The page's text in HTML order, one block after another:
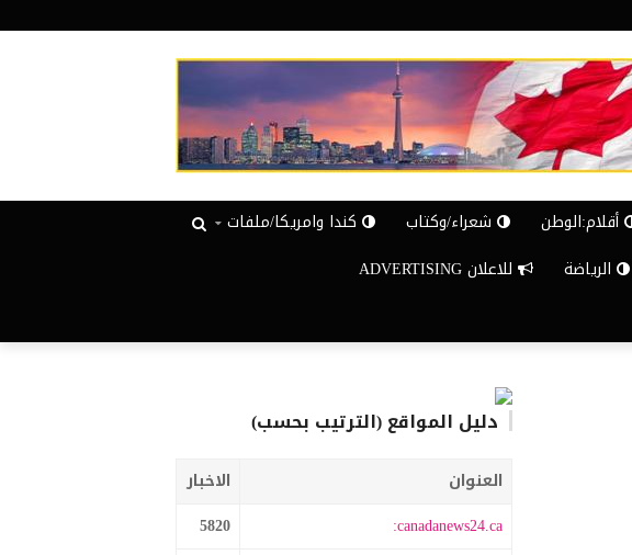
أقلام:الوطن شعراء/وكتاب
كندا وامريكا/ملفات
الرياضة
للاعلان ADVERTISING
دليل المواقع (الترتيب بحسب)
العنوان
الاخبار
canadanews24.ca:
5820